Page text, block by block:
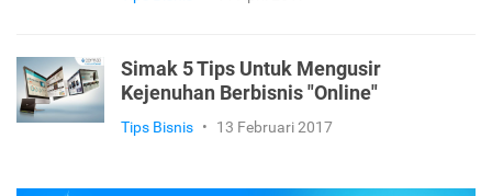
Simak 5 Tips Untuk Mengusir
Kejenuhan Berbisnis "Online"
Tips Bisnis • 13 Februari 2017